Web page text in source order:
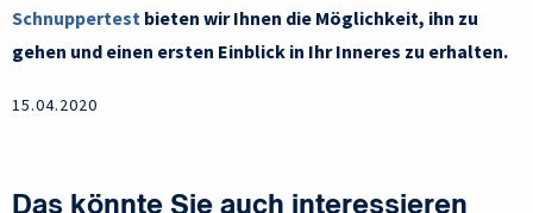
Schnuppertest bieten wir Ihnen die Möglichkeit, ihn zu
gehen und einen ersten Einblick in Ihr Inneres zu erhalten.
15.04.2020
Das könnte Sie auch interessieren